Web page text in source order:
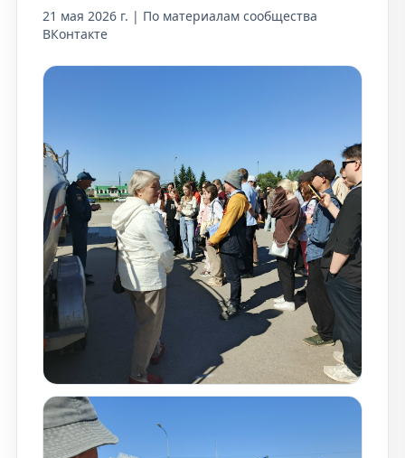
21 мая 2026 г. | По материалам сообщества
ВКонтакте